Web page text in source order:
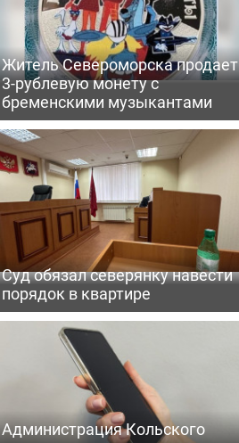
Житель Североморска продает
3-рублевую монету с
бременскими музыкантами
Суд обязал северянку навести
порядок в квартире
Администрация Кольского